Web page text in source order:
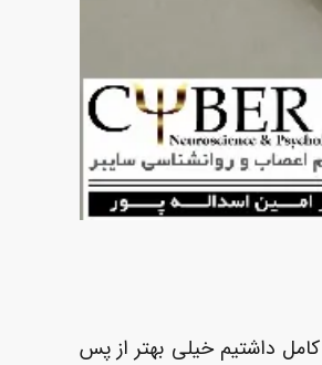
کامل داشتیم خیلی بهتر از پس